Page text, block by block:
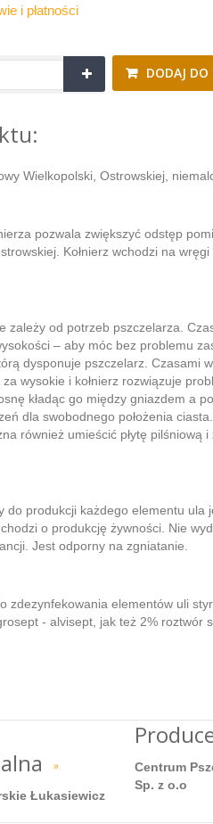
i płatności
DODAJ DO
Wielkopolski, Ostrowskiej,
pozwala zwiększyć odstęp
Kołnierz wchodzi na
zależy od potrzeb pszczelarza.
– aby móc bez problemu
dysponuje pszczelarz. Czasami
wysokie i kołnierz rozwiązuje
kładąc go między gniazdem a
dla swobodnego położenia
również umieścić płytę pilśniową i
do produkcji każdego elementu ula
o produkcję żywności. Nie
Jest odporny na zgniatanie.
zdezynfekowania elementów uli
- alvisept, jak też 2% roztwór
»
Łukasiewicz
Centrum
Sp. z o.o